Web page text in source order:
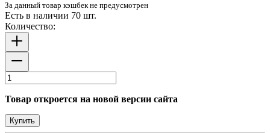
За данный товар кэшбек не предусмотрен
Есть в наличии 70 шт.
Количество:
Товар откроется на новой версии сайта
Купить